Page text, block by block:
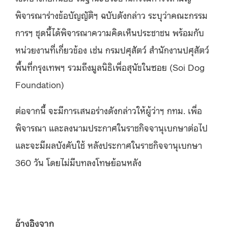
พิจารณาร่างข้อบัญญัติฯ ฉบับดังกล่าว ระบุว่าคณะกรรม
การฯ ชุดนี้ได้พิจารณาความคิดเห็นประชาชน พร้อมกับ
หน่วยงานที่เกี่ยวข้อง เช่น กรมปศุสัตว์ สำนักงานปศุสัตว์
พื้นที่กรุงเทพฯ รวมถึงมูลนิธิเพื่อสุนัขในซอย (Soi Dog
Foundation)
ต่อจากนี้ จะมีการเสนอร่างดังกล่าวให้ผู้ว่าฯ กทม. เพื่อ
พิจารณา และลงนามประกาศในราชกิจจานุเบกษาต่อไป
และจะมีผลบังคับใช้ หลังประกาศในราชกิจจานุเบกษา
360 วัน โดยไม่มีบทลงโทษย้อนหลัง
อ้างอิงจาก